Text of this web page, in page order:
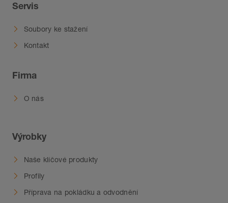
Servis
Soubory ke stažení
Kontakt
Firma
O nás
Výrobky
Naše klíčové produkty
Profily
Příprava na pokládku a odvodnění